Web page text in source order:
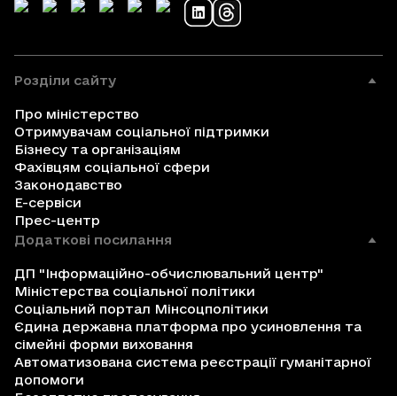
Розділи сайту
Про міністерство
Отримувачам соціальної підтримки
Бізнесу та організаціям
Фахівцям соціальної сфери
Законодавство
Е-сервіси
Прес-центр
Додаткові посилання
ДП "Інформаційно-обчислювальний центр"
Міністерства соціальної політики
Соціальний портал Мінсоцполітики
Єдина державна платформа про усиновлення та
сімейні форми виховання
Автоматизована система реєстрації гуманітарної
допомоги